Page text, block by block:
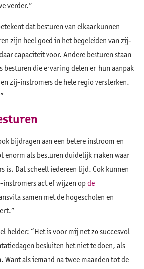
verder.”
dat besturen van elkaar kunnen
zijn heel goed in het begeleiden van zij-
capaciteit voor. Andere besturen staan
besturen die ervaring delen en hun aanpak
zij-instromers de hele regio versterken.
bijdragen aan een betere instroom en
enorm als besturen duidelijk maken waar
is. Dat scheelt iedereen tijd. Ook kunnen
actief wijzen opde
samen met de hogescholen en
helder: “Het is voor mij net zo succesvol
besluiten het niet te doen, als
Want als iemand na twee maanden tot de